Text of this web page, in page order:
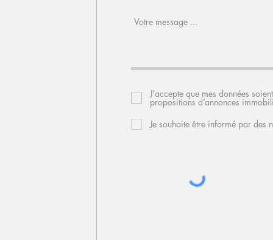
J'accepte que mes données
propositions d’annonces
Je souhaite être informé par des